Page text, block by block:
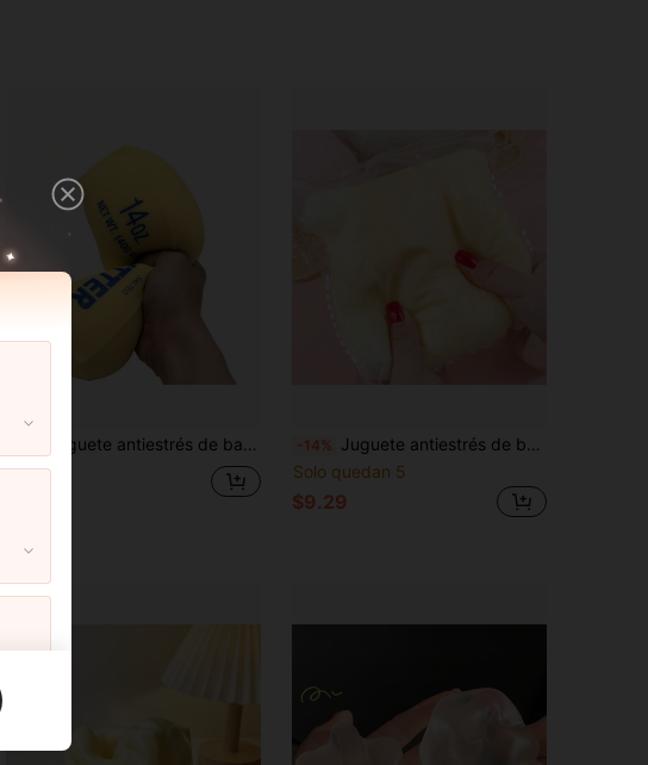
Juguete antiestrés de barra de mantequilla gigante de 25 cm de TPR, juguete fidget de rebote lento, relleno industrial suave, juguete suave para alivio de la ansiedad, perfecto para regalos de vacaciones, regalos divertidos y lindos, regalos de cumpleaños, regalos de Pascua, regalos de Halloween, regalos de Navidad, regalos de fiesta, squishy, juguetes squishy, juguete antiestrés squishy, squish de dumpling, juguetes para adultos
$19.11
-14% Juguete antiestrés de bola de queso fluido extra grande de 10cm, bola de fluido gigante tipo Daifuku para apretar, juguete Daifuku para apretar tipo lodo, regalo sorpresa, regalo de cumpleaños, regalo de Navidad, regalo de Halloween, regalo perfecto, regalo
Solo quedan 5
$9.29